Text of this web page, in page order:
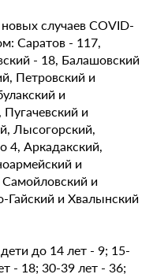
случаев COVID-
Саратов - 117,
- 18, Балашовский
Петровский и
и
и
Лысогорский,
4, Аркадакский,
и
и
Гайский и Хвалынский
до 14 лет - 9; 15-
- 18; 30-39 лет - 36;